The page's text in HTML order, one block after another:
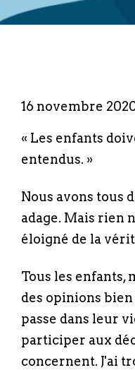
16 novembre
« Les enfants
entendus. »
Nous avons tous
adage. Mais rien
éloigné de la
Tous les enfants,
des opinions
passe dans leur
participer aux
concernent. J'ai